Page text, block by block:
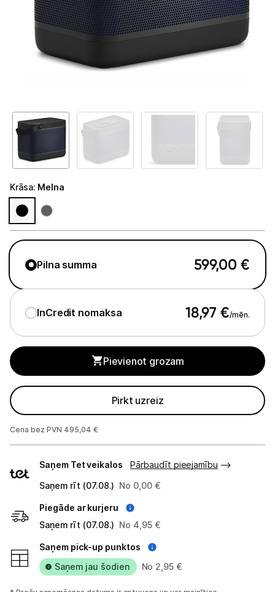
TV iekārtas
Spēļu konsoles
Soundbars
Akustiskās sistēmas
Austiņas
Skaļruņi
Vinila plašu atskaņotāji
GAMING pasaule >
Portatīvie datori un piederumi
Austiņas
Bezvadu skaļruņi
Datoru skaļruņi
Stacionārie datori un piederumi
Spēļu konsoles un piederumi
Krāsa: Melna
Pilna summa 599,00 €
InCredit nomaksa 18,97 €/mēn.
Pievienot grozam
Pirkt uzreiz
Cena bez PVN 495,04 €
veidi
Saņem Tet veikalos
Pārbaudīt pieejamību
Saņem rīt (07.08.) No 0,00 €
Piegāde ar kurjeru
Saņem rīt (07.08.) No 4,95 €
Saņem pick-up punktos
Saņem jau šodien
No 2,95 €